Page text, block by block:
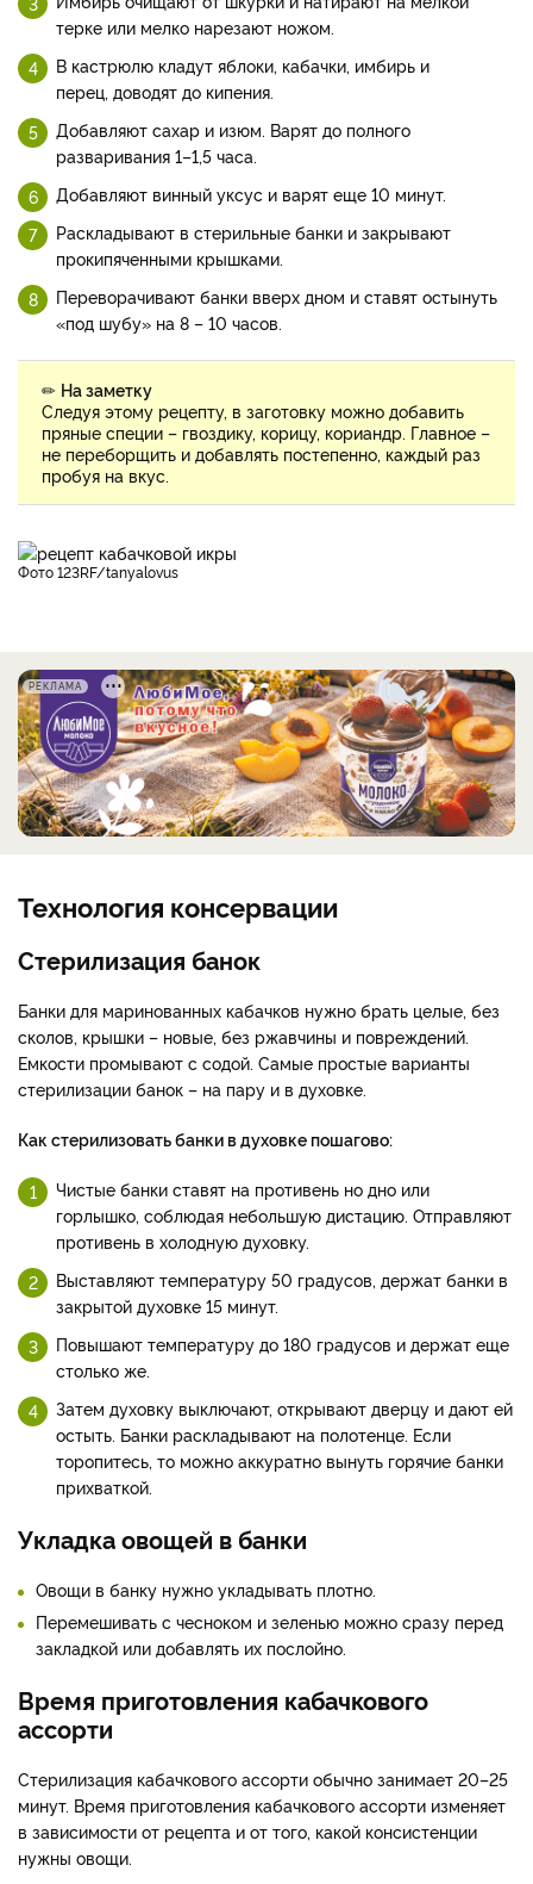
терке или мелко нарезают ножом.
В кастрюлю кладут яблоки, кабачки, имбирь и
перец, доводят до кипения.
Добавляют сахар и изюм. Варят до полного
разваривания 1–1,5 часа.
Добавляют винный уксус и варят еще 10 минут.
Раскладывают в стерильные банки и закрывают
прокипяченными крышками.
Переворачивают банки вверх дном и ставят остынуть
«под шубу» на 8 – 10 часов.
✏ На заметку
Следуя этому рецепту, в заготовку можно добавить
пряные специи – гвоздику, корицу, кориандр. Главное –
не переборщить и добавлять постепенно, каждый раз
пробуя на вкус.
фото 123RF/tanyalovus
РЕКЛАМА
Технология консервации
Стерилизация банок
Банки для маринованных кабачков нужно брать целые, без
сколов, крышки – новые, без ржавчины и повреждений.
Емкости промывают с содой. Самые простые варианты
стерилизации банок – на пару и в духовке.
Как стерилизовать банки в духовке пошагово:
Чистые банки ставят на противень но дно или
горлышко, соблюдая небольшую дистацию. Отправляют
противень в холодную духовку.
Выставляют температуру 50 градусов, держат банки в
закрытой духовке 15 минут.
Повышают температуру до 180 градусов и держат еще
столько же.
Затем духовку выключают, открывают дверцу и дают ей
остыть. Банки раскладывают на полотенце. Если
торопитесь, то можно аккуратно вынуть горячие банки
прихваткой.
Укладка овощей в банки
Овощи в банку нужно укладывать плотно.
Перемешивать с чесноком и зеленью можно сразу перед
закладкой или добавлять их послойно.
Время приготовления кабачкового
ассорти
Стерилизация кабачкового ассорти обычно занимает 20–25
минут. Время приготовления кабачкового ассорти изменяет
в зависимости от рецепта и от того, какой консистенции
нужны овощи.